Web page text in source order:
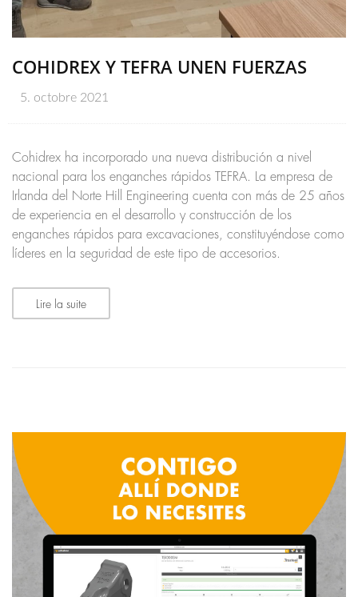
COHIDREX Y TEFRA UNEN FUERZAS
5. octobre 2021
Cohidrex ha incorporado una nueva distribución a nivel
nacional para los enganches rápidos TEFRA. La empresa de
Irlanda del Norte Hill Engineering cuenta con más de 25 años
de experiencia en el desarrollo y construcción de los
enganches rápidos para excavaciones, constituyéndose como
líderes en la seguridad de este tipo de accesorios.
Lire la suite